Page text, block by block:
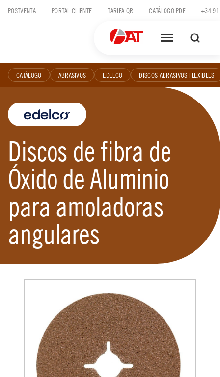
SkipPOSTVENTA PORTAL CLIENTE TARIFA QR CATÁLOGO PDF +34
CATÁLOGO ABRASIVOS EDELCO DISCOS ABRASIVOS FLEXIBLES
Discos de fibra de
Óxido de Aluminio
para amoladoras
angulares